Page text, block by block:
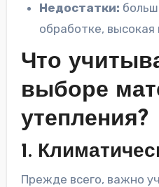
Недостатки:
обработке, высокая
Что
выборе
утепления?
1.
Прежде всего, важно